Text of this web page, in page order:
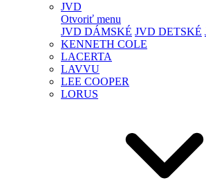
JVD
Otvoriť menu
JVD DÁMSKÉ JVD DETSKÉ
KENNETH COLE
LACERTA
LAVVU
LEE COOPER
LORUS